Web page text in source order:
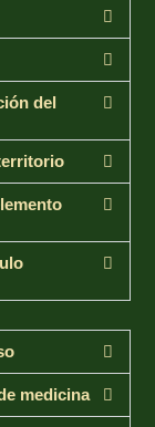
del
medicina